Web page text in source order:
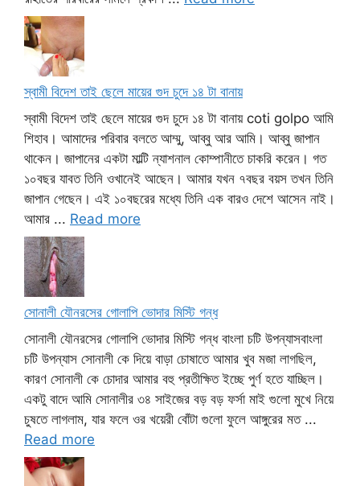
স্বামী বিদেশ তাই ছেলে মায়ের গুদ চুদে ১৪ টা বানায়
স্বামী বিদেশ তাই ছেলে মায়ের গুদ চুদে ১৪ টা বানায় coti golpo আমি
শিহাব। আমাদের পরিবার বলতে আম্মু, আব্বু আর আমি। আব্বু জাপান
থাকেন। জাপানের একটা মাল্টি ন্যাশনাল কোম্পানীতে চাকরি করেন। গত
১০বছর যাবত তিনি ওখানেই আছেন। আমার যখন ৭বছর বয়স তখন তিনি
জাপান গেছেন। এই ১০বছরের মধ্যে তিনি এক বারও দেশে আসেন নাই।
আমার ... Read more
সোনালী যৌনরসের গোলাপি ভোদার মিস্টি গন্ধ
সোনালী যৌনরসের গোলাপি ভোদার মিস্টি গন্ধ বাংলা চটি উপন্যাসবাংলা
চটি উপন্যাস সোনালী কে দিয়ে বাড়া চোষাতে আমার খুব মজা লাগছিল,
কারণ সোনালী কে চোদার আমার বহু প্রতীক্ষিত ইচ্ছে পুর্ণ হতে যাচ্ছিল।
একটু বাদে আমি সোনালীর ৩৪ সাইজের বড় বড় ফর্সা মাই গুলো মুখে নিয়ে
চুষতে লাগলাম, যার ফলে ওর খয়েরী বোঁটা গুলো ফুলে আঙ্গুরের মত ...
Read more